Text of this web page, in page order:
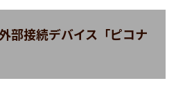
部接続デバイス「ピコナ